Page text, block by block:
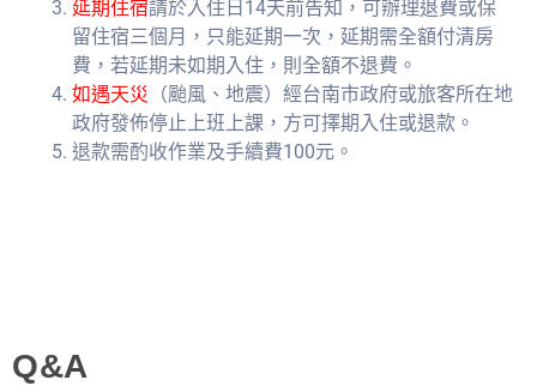
延期住宿請於入住日14天前告知，可辦理退費或保
留住宿三個月，只能延期一次，延期需全額付清房
費，若延期未如期入住，則全額不退費。
如遇天災 （颱風、地震）經台南市政府或旅客所在地
政府發佈停止上班上課，方可擇期入住或退款。
退款需酌收作業及手續費100元。
Q&A